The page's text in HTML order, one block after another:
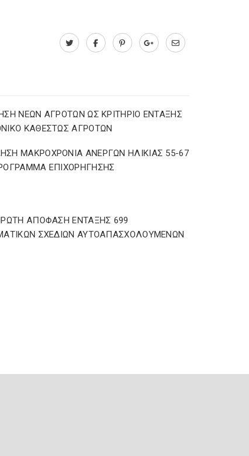
ΝΕΩΝ ΑΓΡΟΤΩΝ ΩΣ ΚΡΙΤΗΡΙΟ ΕΝΤΑΞΗΣ
ΚΑΘΕΣΤΩΣ ΑΓΡΟΤΩΝ
ΜΑΚΡΟΧΡΟΝΙΑ ΑΝΕΡΓΩΝ ΗΛΙΚΙΑΣ 55-67
ΕΠΙΧΟΡΗΓΗΣΗΣ
ΑΠΟΦΑΣΗ ΕΝΤΑΞΗΣ 699
ΣΧΕΔΙΩΝ ΑΥΤΟΑΠΑΣΧΟΛΟΥΜΕΝΩΝ